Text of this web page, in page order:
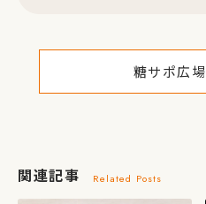
糖サポ広
関連記事 Related Posts